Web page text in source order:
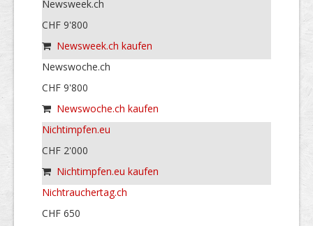
Newsweek.ch
CHF 9'800
Newsweek.ch kaufen
Newswoche.ch
CHF 9'800
Newswoche.ch kaufen
Nichtimpfen.eu
CHF 2'000
Nichtimpfen.eu kaufen
Nichtrauchertag.ch
CHF 650